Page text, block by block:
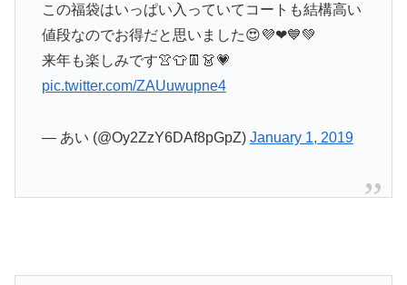
この福袋はいっぱい入っていてコートも結構高い
値段なのでお得だと思いました😍💜❤💙💚
来年も楽しみです👚👕👖👗💗
pic.twitter.com/ZAUuwupne4
— あい (@Oy2ZzY6DAf8pGpZ) January 1, 2019